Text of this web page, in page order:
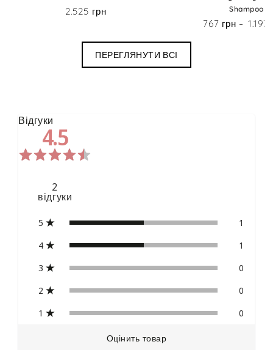
Ціна
2.525 грн
Shampoo
Ціна
767 грн 1.193
ПЕРЕГЛЯНУТИ ВСІ
Відгуки
4.5
2
відгуки
5
1
4
1
3
0
2
0
1
0
Оцінить товар